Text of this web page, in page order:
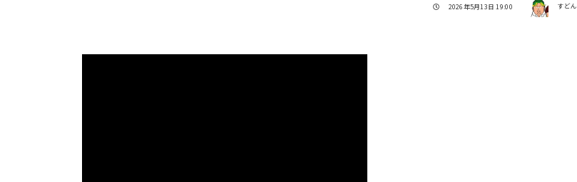
投稿日
2026年5月13日 19:00 著者 すどん